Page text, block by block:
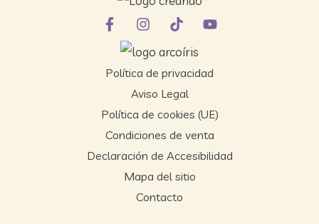
Política de privacidad
Aviso Legal
Política de cookies (UE)
Condiciones de venta
Declaración de Accesibilidad
Mapa del sitio
Contacto